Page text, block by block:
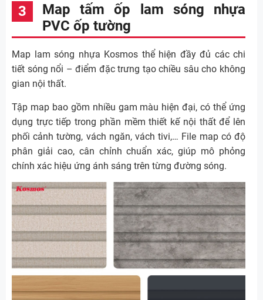
Map tấm ốp lam sóng nhựa
PVC ốp tường
Map lam sóng nhựa Kosmos thể hiện đầy đủ các chi
tiết sóng nổi – điểm đặc trưng tạo chiều sâu cho không
gian nội thất.
Tập map bao gồm nhiều gam màu hiện đại, có thể ứng
dụng trực tiếp trong phần mềm thiết kế nội thất để lên
phối cảnh tường, vách ngăn, vách tivi,… File map có độ
phân giải cao, cân chỉnh chuẩn xác, giúp mô phỏng
chính xác hiệu ứng ánh sáng trên từng đường sóng.